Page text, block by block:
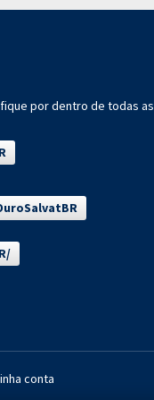
por dentro de todas as
conta